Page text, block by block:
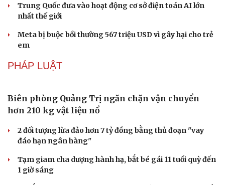
CÔNG NGHỆ
Các nhà khoa học Nhật Bản phát hiện dấu hiệu
Microsoft tăng tốc đầu tư hạ tầng AI tại Ấn Độ
Trung Quốc đưa vào hoạt động cơ sở điện toán AI lớn
Meta bị buộc bồi thường 567 triệu USD vì gây hại cho trẻ
PHÁP LUẬT